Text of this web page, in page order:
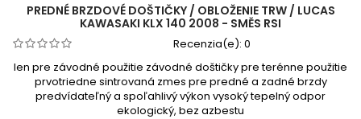
PREDNÉ BRZDOVÉ DOŠTIČKY / OBLOŽENIE TRW / LUCAS
KAWASAKI KLX 140 2008 - SMĚS RSI
Recenzia(e): 0
len pre závodné použitie závodné doštičky pre terénne použitie
prvotriedne sintrovaná zmes pre predné a zadné brzdy
predvídateľný a spoľahlivý výkon vysoký tepelný odpor
ekologický, bez azbestu